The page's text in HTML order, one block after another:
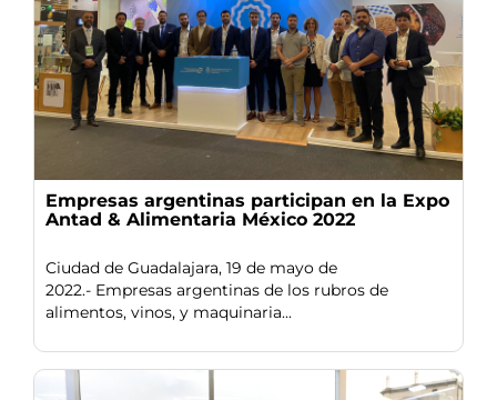
Empresas argentinas participan en la Expo
Antad & Alimentaria México 2022
Ciudad de Guadalajara, 19 de mayo de
2022.- Empresas argentinas de los rubros de
alimentos, vinos, y maquinaria...